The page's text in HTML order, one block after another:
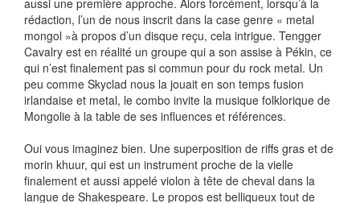
aussi une première approche. Alors forcément, lorsqu’à la
rédaction, l’un de nous inscrit dans la case genre « metal
mongol »à propos d’un disque reçu, cela intrigue. Tengger
Cavalry est en réalité un groupe qui a son assise à Pékin, ce
qui n’est finalement pas si commun pour du rock metal. Un
peu comme Skyclad nous la jouait en son temps fusion
irlandaise et metal, le combo invite la musique folklorique de
Mongolie à la table de ses influences et références.
Oui vous imaginez bien. Une superposition de riffs gras et de
morin khuur, qui est un instrument proche de la vielle
finalement et aussi appelé violon à tête de cheval dans la
langue de Shakespeare. Le propos est belliqueux tout de